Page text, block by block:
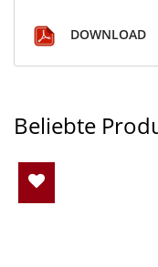
DOWNLOAD
Beliebte